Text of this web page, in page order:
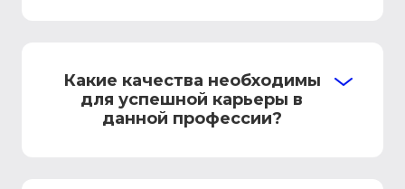
Какие качества необходимы
для успешной карьеры в
данной профессии?